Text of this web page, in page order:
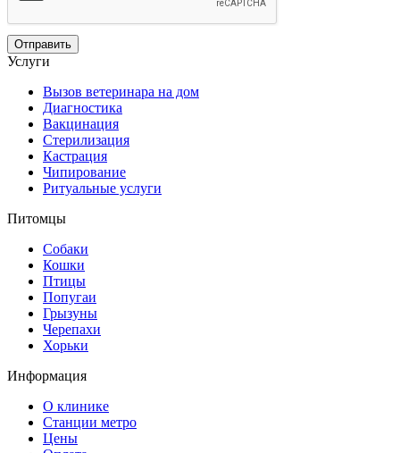
Услуги
Вызов ветеринара на дом
Диагностика
Вакцинация
Стерилизация
Кастрация
Чипирование
Ритуальные услуги
Питомцы
Собаки
Кошки
Птицы
Попугаи
Грызуны
Черепахи
Хорьки
Информация
О клинике
Станции метро
Цены